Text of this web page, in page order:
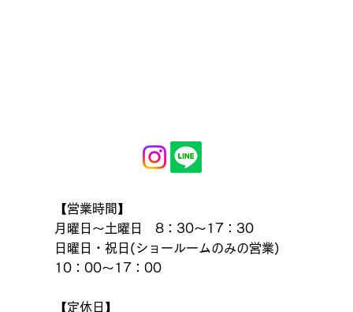
【営業時間】
月曜日～土曜日 8：30～17：30
日曜日・祝日(ショールームのみの営業)
10：00～17：00
【定休日】